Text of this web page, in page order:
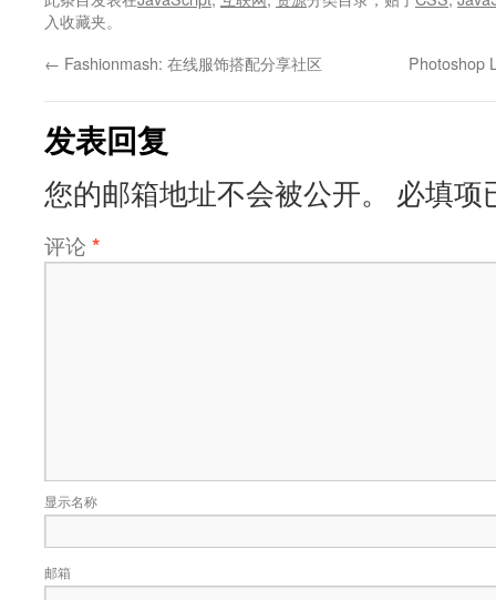
入收藏夹。
← Fashionmash: 在线服饰搭配分享社区 Photoshop
发表回复
您的邮箱地址不会被公开。 必填项
评论 *
显示名称
邮箱